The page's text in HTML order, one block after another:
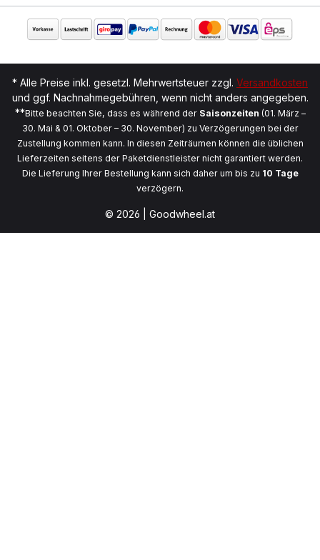
* Alle Preise inkl. gesetzl. Mehrwertsteuer zzgl. Versandkosten
und ggf. Nachnahmegebühren, wenn nicht anders angegeben.
**Bitte beachten Sie, dass es während der Saisonzeiten (01. März –
30. Mai & 01. Oktober – 30. November) zu Verzögerungen bei der
Zustellung kommen kann. In diesen Zeiträumen können die üblichen
Lieferzeiten seitens der Paketdienstleister nicht garantiert werden.
Die Lieferung Ihrer Bestellung kann sich daher um bis zu 10 Tage
verzögern.
© 2026 | Goodwheel.at